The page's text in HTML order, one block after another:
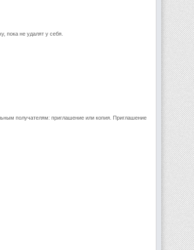
пока не удалят у себя.
получателям: приглашение или копия. Приглашение